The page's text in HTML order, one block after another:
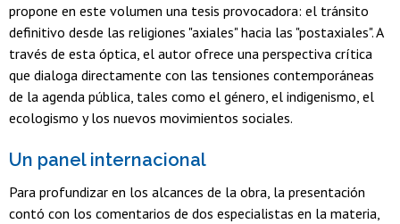
propone en este volumen una tesis provocadora: el tránsito
definitivo desde las religiones "axiales" hacia las "postaxiales". A
través de esta óptica, el autor ofrece una perspectiva crítica
que dialoga directamente con las tensiones contemporáneas
de la agenda pública, tales como el género, el indigenismo, el
ecologismo y los nuevos movimientos sociales.
Un panel internacional
Para profundizar en los alcances de la obra, la presentación
contó con los comentarios de dos especialistas en la materia,